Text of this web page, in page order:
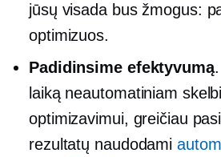
jūsų visada bus žmogus:
optimizuos.
Padidinsime efektyvumą
laiką neautomatiniam
optimizavimui, greičiau
rezultatų naudodami